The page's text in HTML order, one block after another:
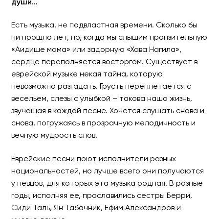
ФЕЛИКС ЛИВШИЦ и
«Аидише Нешуме»
Шедевры еврейской музыки!
Есть музыка, не подвластная времени. Сколько бы
ни прошло лет, но, когда мы слышим пронзительную
«Аидише мама» или задорную «Хава Нагила»,
сердце переполняется восторгом. Существует в
еврейской музыке некая тайна, которую
невозможно разгадать. Грусть переплетается с
весельем, слезы с улыбкой – такова наша жизнь,
звучащая в каждой песне. Хочется слушать снова и
снова, погружаясь в прозрачную мелодичность и
вечную мудрость слов.
Еврейские песни поют исполнители разных
национальностей, но лучше всего они получаются
у певцов, для которых эта музыка родная. В разные
годы, исполняя ее, прославились сестры Берри,
Сиди Таль, Ян Табачник, Ефим Александров и